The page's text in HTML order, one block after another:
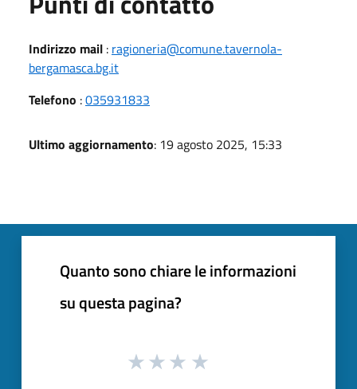
Indirizzo mail : ragioneria@comune.tavernola-
bergamasca.bg.it
Telefono :035931833
Ultimo aggiornamento: 19 agosto 2025, 15:33
Quanto sono chiare le informazioni
su questa pagina?